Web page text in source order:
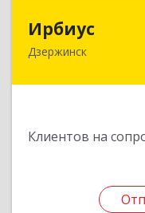
Ирбиус
Дзержинск
Клиентов на
606016,